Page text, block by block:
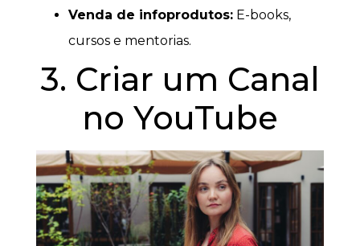
Venda de infoprodutos: E-books,
cursos e mentorias.
3. Criar um Canal
no YouTube